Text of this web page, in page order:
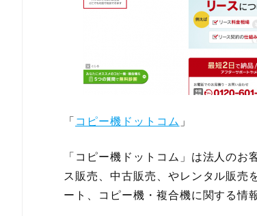
「 コピー機ドットコム 」
「コピー機ドットコム」は法人の
ス販売、中古販売、やレンタル販売
ート、コピー機・複合機に関する情